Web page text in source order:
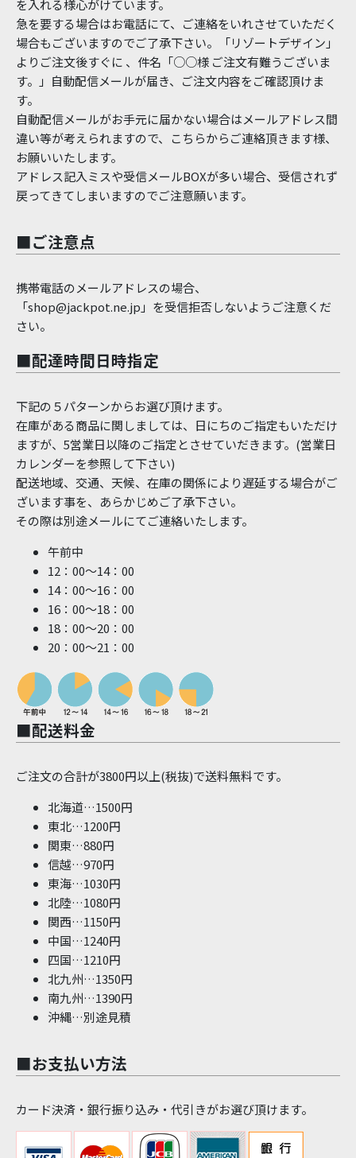
を入れる様心がけています。
急を要する場合はお電話にて、ご連絡をいれさせていただく
場合もございますのでご了承下さい。「リゾートデザイン」
よりご注文後すぐに 、件名「○○様 ご注文有難うございま
す。」自動配信メールが届き、ご注文内容をご確認頂けま
す。
自動配信メールがお手元に届かない場合はメールアドレス間
違い等が考えられますので、こちらからご連絡頂きます様、
お願いいたします。
アドレス記入ミスや受信メールBOXが多い場合、受信されず
戻ってきてしまいますのでご注意願います。
■ご注意点
携帯電話のメールアドレスの場合、
「shop@jackpot.ne.jp」を受信拒否しないようご注意くだ
さい。
■配達時間日時指定
下記の５パターンからお選び頂けます。
在庫がある商品に関しましては、日にちのご指定もいただけ
ますが、5営業日以降のご指定とさせていだきます。(営業日
カレンダーを参照して下さい)
配送地域、交通、天候、在庫の関係により遅延する場合がご
ざいます事を、あらかじめご了承下さい。
その際は別途メールにてご連絡いたします。
午前中
12：00～14：00
14：00～16：00
16：00～18：00
18：00～20：00
20：00～21：00
■配送料金
ご注文の合計が3800円以上(税抜)で送料無料です。
北海道…1500円
東北…1200円
関東…880円
信越…970円
東海…1030円
北陸…1080円
関西…1150円
中国…1240円
四国…1210円
北九州…1350円
南九州…1390円
沖縄…別途見積
■お支払い方法
カード決済・銀行振り込み・代引きがお選び頂けます。